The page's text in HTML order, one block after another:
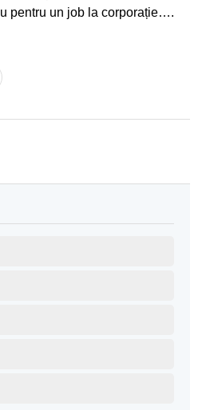
pentru un job la corporație….